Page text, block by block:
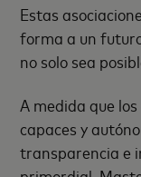
Estas
forma a un
no solo sea
A medida que
capaces y
transparencia e